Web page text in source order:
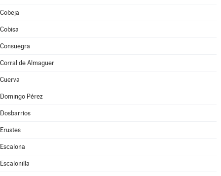
Cobeja
Cobisa
Consuegra
Corral de Almaguer
Cuerva
Domingo Pérez
Dosbarrios
Erustes
Escalona
Escalonilla